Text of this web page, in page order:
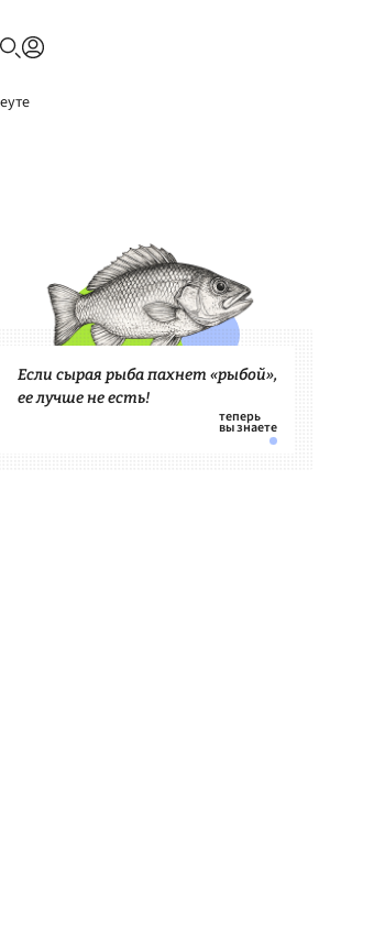
Если сырая рыба пахнет «рыбой»,
ее лучше не есть!